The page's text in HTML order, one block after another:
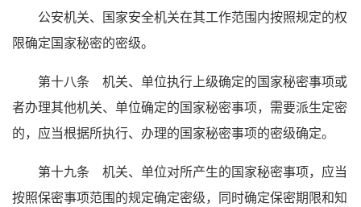
公安机关、国家安全机关在其工作范围内按照规定的权
限确定国家秘密的密级。
第十八条 机关、单位执行上级确定的国家秘密事项或
者办理其他机关、单位确定的国家秘密事项，需要派生定密
的，应当根据所执行、办理的国家秘密事项的密级确定。
第十九条 机关、单位对所产生的国家秘密事项，应当
按照保密事项范围的规定确定密级，同时确定保密期限和知